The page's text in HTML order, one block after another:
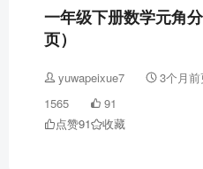
一年级下册数学元角
页）
yuwapeixue7 3个月前
1565
91
点赞91 收藏